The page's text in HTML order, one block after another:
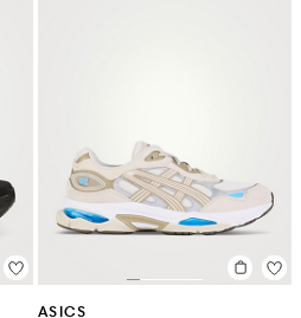
ASICS